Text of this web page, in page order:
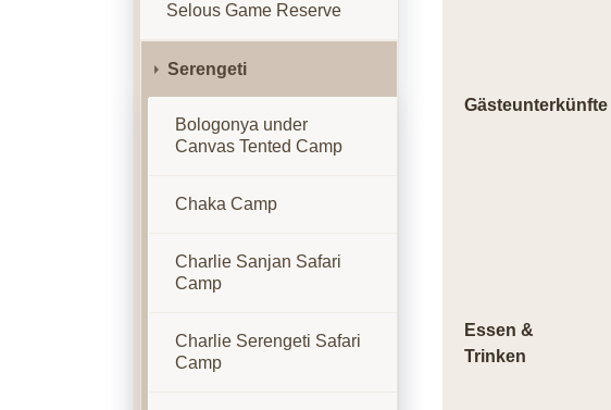
Gästeunterkünfte
Essen &
Trinken
Selous Game Reserve
Serengeti
Bologonya under
Canvas Tented Camp
Chaka Camp
Charlie Sanjan Safari
Camp
Charlie Serengeti Safari
Camp